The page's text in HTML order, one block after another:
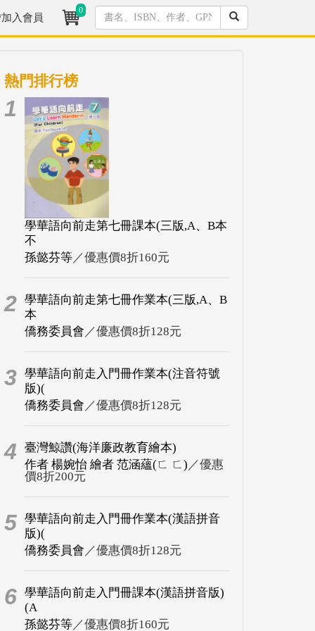
入會員
0
熱門排行榜
1
學華語向前走第七冊課本(三版,A、B本
不
孫懿芬等／優惠價8折160元
2 學華語向前走第七冊作業本(三版,A、B
本
僑務委員會 ／優惠價8折128元
3 學華語向前走入門冊作業本(注音符號
版)(
僑務委員會 ／優惠價8折128元
4
臺灣鯨讚(海洋廉政教育繪本)
作者 楊婉怡 繪者 范涵蘊(ㄈ ㄈ) ／優惠
價8折200元
5 學華語向前走入門冊作業本(漢語拼音
版)(
僑務委員會 ／優惠價8折128元
6 學華語向前走入門冊課本(漢語拼音版)
(A
孫懿芬等／優惠價8折160元